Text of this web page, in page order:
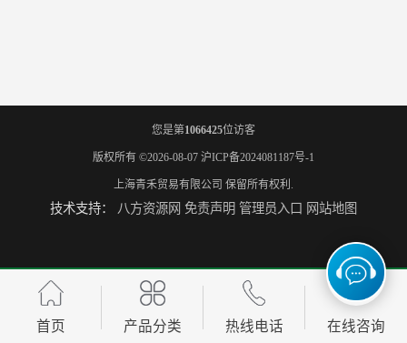
您是第1066425位访客
版权所有 ©2026-08-07 沪ICP备2024081187号-1
上海青禾贸易有限公司 保留所有权利.
技术支持： 八方资源网 免责声明 管理员入口 网站地图
首页 产品分类 热线电话 在线咨询